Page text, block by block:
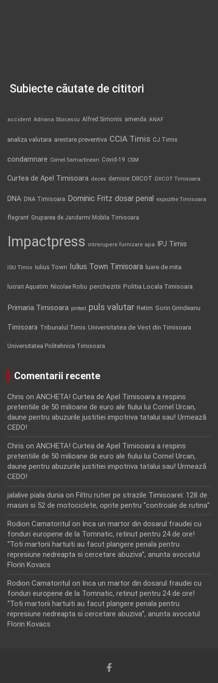
Subiecte căutate de cititori
accident Adriana Stoicescu Alfred Simonis amenda ANAF
analiza valutara arestare preventiva CCIA Timis CJ Timis
condamnare Cornel Samartinean Covid-19 CSM
Curtea de Apel Timisoara deces demisie DIICOT DIICOT Timisoara
DNA DNA Timisoara Dominic Fritz dosar penal expozitie Timisoara
flagrant Gruparea de Jandarmi Mobila Timisoara
Impactpress intrerupere furnizare apa IPJ Timis
ISU Timis Iulius Town Iulius Town Timisoara luare de mita
lucrari Aquatim Nicolae Robu perchezitii Politia Locala Timisoara
Primaria Timisoara protest puls valutar Retim Sorin Grindeanu
Timisoara Tribunalul Timis Universitatea de Vest din Timisoara
Universitatea Politehnica Timisoara
Comentarii recente
Chris on ANCHETA! Curtea de Apel Timisoara a respins
pretentiile de 50 milioane de euro ale fiului lui Cornel Urcan,
daune pentru abuzurile justitiei impotriva tatalui sau! Urmează
CEDO!
Chris on ANCHETA! Curtea de Apel Timisoara a respins
pretentiile de 50 milioane de euro ale fiului lui Cornel Urcan,
daune pentru abuzurile justitiei impotriva tatalui sau! Urmează
CEDO!
jalalive piala dunia on Filtru rutier pe strazile Timisoarei: 128 de
masini si 52 de motociclete, oprite pentru “controale de rutina”
Rodion Camatoritul on Inca un martor din dosarul fraudei cu
fonduri europene de la Tomnatic, retinut pentru 24 de ore!
“Toti martorii hartuiti au facut plangere penala pentru
represiune nedreapta si cercetare abuziva”, anunta avocatul
Florin Kovacs
Rodion Camatoritul on Inca un martor din dosarul fraudei cu
fonduri europene de la Tomnatic, retinut pentru 24 de ore!
“Toti martorii hartuiti au facut plangere penala pentru
represiune nedreapta si cercetare abuziva”, anunta avocatul
Florin Kovacs